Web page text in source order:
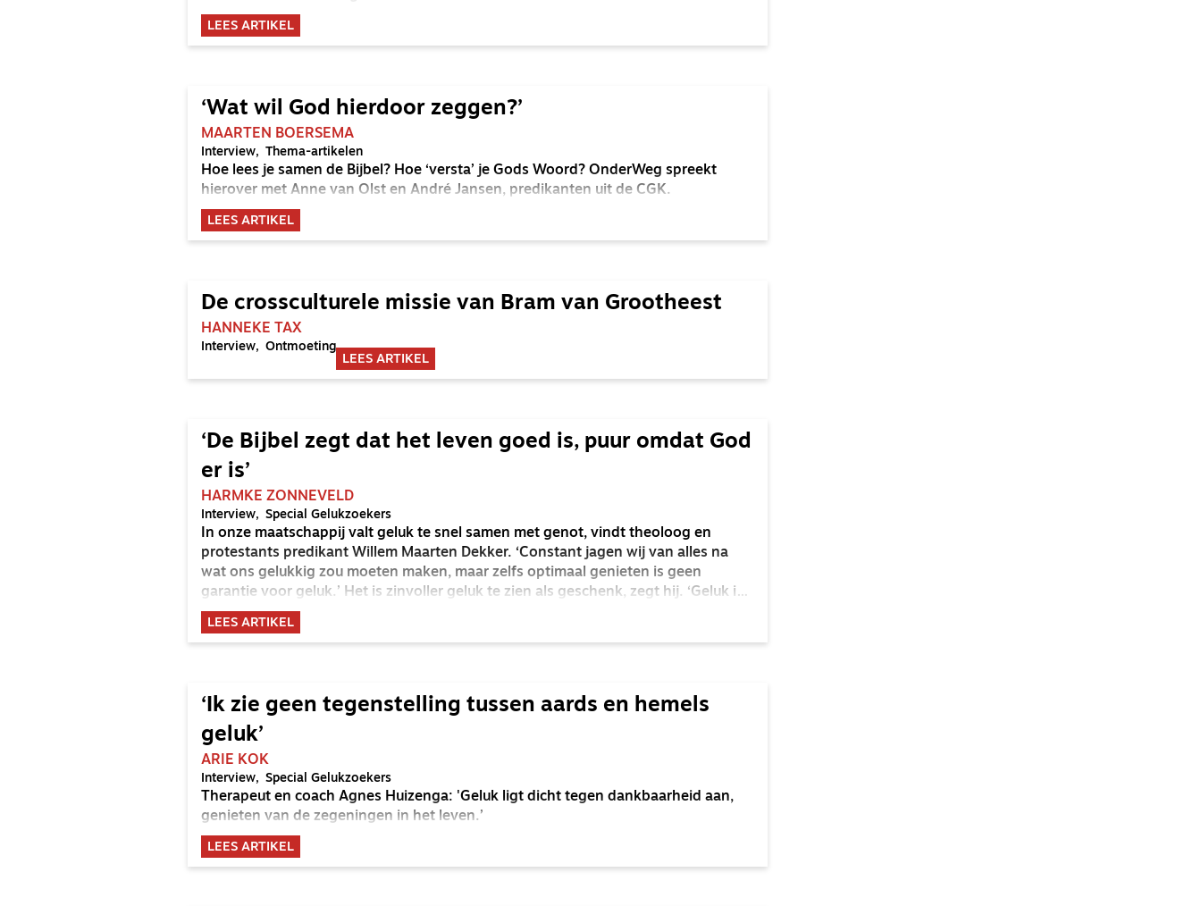
LEES ARTIKEL
‘Wat wil God hierdoor zeggen?’
MAARTEN BOERSEMA
Interview Thema-artikelen
Hoe lees je samen de Bijbel? Hoe ‘versta’ je Gods Woord? OnderWeg spreekt
hierover met Anne van Olst en André Jansen, predikanten uit de CGK.
LEES ARTIKEL
De crossculturele missie van Bram van Grootheest
HANNEKE TAX
Interview
Ontmoeting
LEES ARTIKEL
‘De Bijbel zegt dat het leven goed is, puur omdat God
er is’
HARMKE ZONNEVELD
Interview Special Gelukzoekers
In onze maatschappij valt geluk te snel samen met genot, vindt theoloog en
protestants predikant Willem Maarten Dekker. ‘Constant jagen wij van alles na
wat ons gelukkig zou moeten maken, maar zelfs optimaal genieten is geen
garantie voor geluk.’ Het is zinvoller geluk te zien als geschenk, zegt hij. ‘Geluk is
net genade: het overkomt je.’
LEES ARTIKEL
‘Ik zie geen tegenstelling tussen aards en hemels
geluk’
ARIE KOK
Interview Special Gelukzoekers
Therapeut en coach Agnes Huizenga: 'Geluk ligt dicht tegen dankbaarheid aan,
genieten van de zegeningen in het leven.’
LEES ARTIKEL